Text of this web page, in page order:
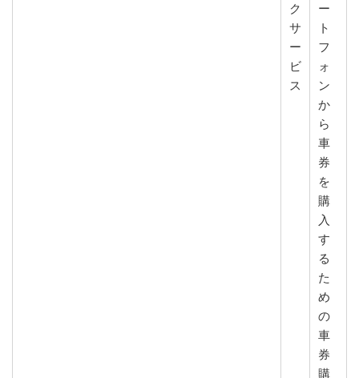
ク
サ
ー
ビ
ス
ー
ト
フ
ォ
ン
か
ら
車
券
を
購
入
す
る
た
め
の
車
券
購